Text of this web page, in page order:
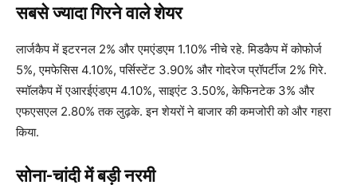
सबसे ज्यादा गिरने वाले शेयर
लार्जकैप में इटरनल 2% और एमएंडएम 1.10% नीचे रहे. मिडकैप में कोफोर्ज
5%, एमफेसिस 4.10%, पर्सिस्टेंट 3.90% और गोदरेज प्रॉपर्टीज 2% गिरे.
स्मॉलकैप में एआरईएंडएम 4.10%, साइएंट 3.50%, केफिनटेक 3% और
एफएसएल 2.80% तक लुढ़के. इन शेयरों ने बाजार की कमजोरी को और गहरा
किया.
सोना-चांदी में बड़ी नरमी